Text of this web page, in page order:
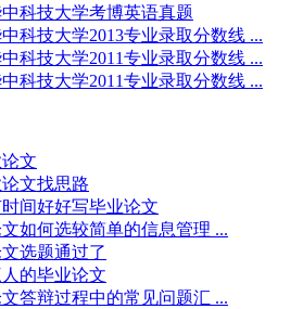
中科技大学考博英语真题
中科技大学2013专业录取分数线 ...
中科技大学2011专业录取分数线 ...
中科技大学2011专业录取分数线 ...
文
文找思路
间好好写毕业论文
如何选较简单的信息管理 ...
选题通过了
的毕业论文
答辩过程中的常见问题汇 ...